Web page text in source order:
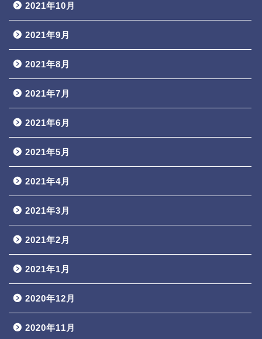
2021年10月
2021年9月
2021年8月
2021年7月
2021年6月
2021年5月
2021年4月
2021年3月
2021年2月
2021年1月
2020年12月
2020年11月